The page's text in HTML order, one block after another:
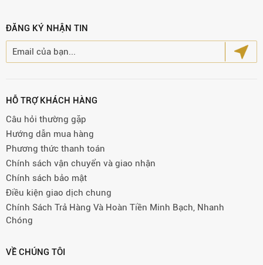
ĐĂNG KÝ NHẬN TIN
HỖ TRỢ KHÁCH HÀNG
Câu hỏi thường gặp
Hướng dẫn mua hàng
Phương thức thanh toán
Chính sách vận chuyển và giao nhận
Chính sách bảo mật
Điều kiện giao dịch chung
Chính Sách Trả Hàng Và Hoàn Tiền Minh Bạch, Nhanh
Chóng
VỀ CHÚNG TÔI